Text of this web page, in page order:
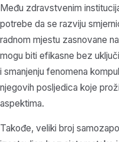
Među zdravstvenim
potrebe da se razviju
radnom mjestu zasnovane
mogu biti efikasne bez
i smanjenju fenomena
njegovih posljedica koje
aspektima.
Takođe, veliki broj